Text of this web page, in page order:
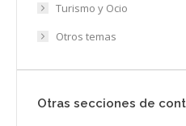
Turismo y Ocio
Otros temas
Otras secciones de